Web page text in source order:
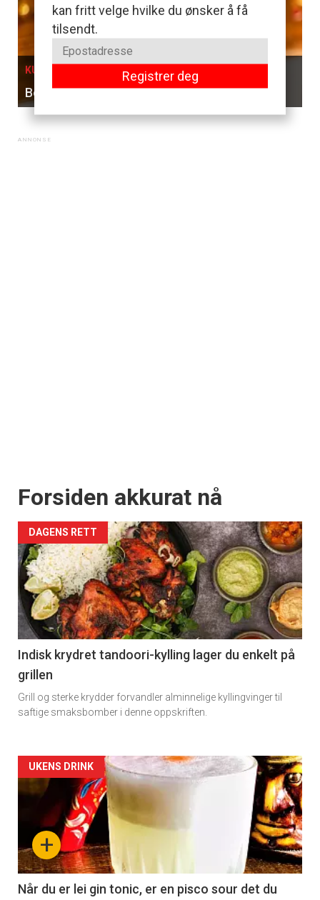
kan fritt velge hvilke du ønsker å få
tilsendt.
Registrer deg
KURS I OSLO, 05. SEPTEMBER
Bobler & Brunsj
Forsiden akkurat nå
DAGENS RETT
Indisk krydret tandoori-kylling lager du enkelt på
grillen
Grill og sterke krydder forvandler alminnelige kyllingvinger til
saftige smaksbomber i denne oppskriften.
Forsiden
akkurat
nå
-
2
+
UKENS DRINK
Når du er lei gin tonic, er en pisco sour det du